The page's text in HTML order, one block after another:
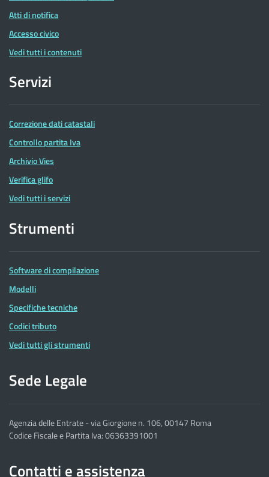
Atti di notifica
Accesso civico
Vedi tutti i contenuti
Servizi
Correzione dati catastali
Controllo partita Iva
Archivio Vies
Verifica glifo
Vedi tutti i servizi
Strumenti
Software di compilazione
Modelli
Specifiche tecniche
Codici tributo
Vedi tutti gli strumenti
Sede Legale
Agenzia delle Entrate - via Giorgione n. 106, 00147 Roma
Codice Fiscale e Partita Iva: 06363391001
Contatti e assistenza